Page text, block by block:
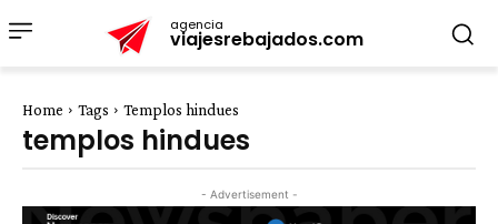
agencia
viajesrebajados.com
Home Tags Templos hindues
templos hindues
- Advertisement -